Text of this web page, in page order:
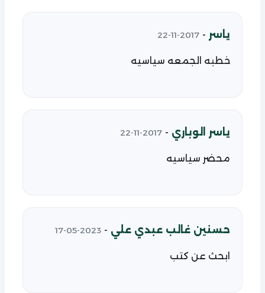
ياسر -
2017-11-22
خطبه الجمعه سياسيه
ياسر الوباري -
2017-11-22
محضر سياسيه
حسنين غالب عبدي علي -
2023-05-17
ابحث عن كتب